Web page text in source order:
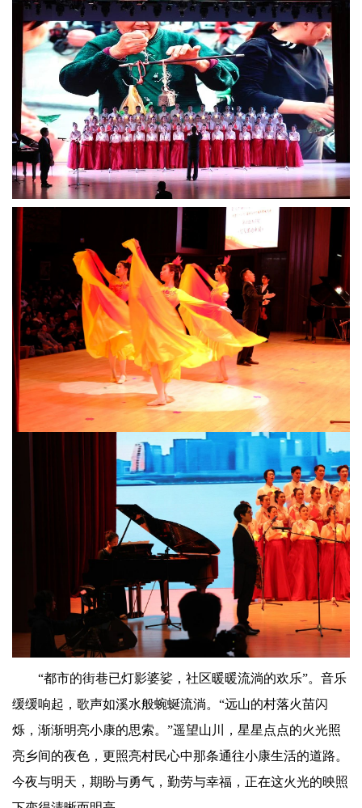
“都市的街巷已灯影婆娑，社区暖暖流淌的欢乐”。音乐
缓缓响起，歌声如溪水般蜿蜒流淌。“远山的村落火苗闪
烁，渐渐明亮小康的思索。”遥望山川，星星点点的火光照
亮乡间的夜色，更照亮村民心中那条通往小康生活的道路。
今夜与明天，期盼与勇气，勤劳与幸福，正在这火光的映照